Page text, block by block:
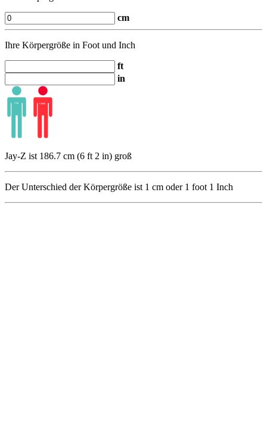
cm
Ihre Körpergröße in Foot und Inch
ft
in
Jay-Z ist 186.7 cm (6 ft 2 in) groß
Der Unterschied der Körpergröße ist 1 cm oder 1 foot 1 Inch